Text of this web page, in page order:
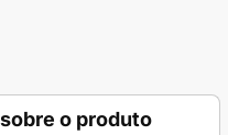
o produto